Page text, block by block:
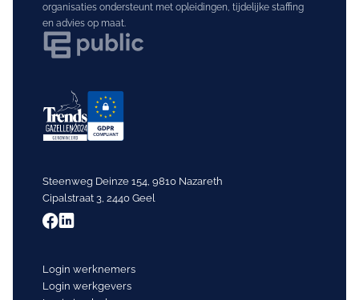
organisaties ondersteunt met opleidingen, tijdelijke staffing
en advies op maat.
Steenweg Deinze 154, 9810 Nazareth
Cipalstraat 3, 2440 Geel
Login werknemers
Login werkgevers